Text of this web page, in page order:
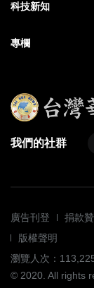
科技新知
專欄
我們的社群
廣告刊登 捐款
版權聲明
瀏覽人次：
© 2020. All rights